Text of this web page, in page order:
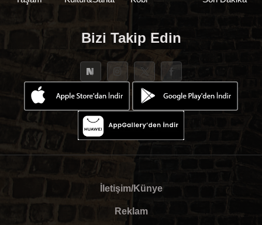
Bizi Takip Edin
İletişim/Künye
Reklam